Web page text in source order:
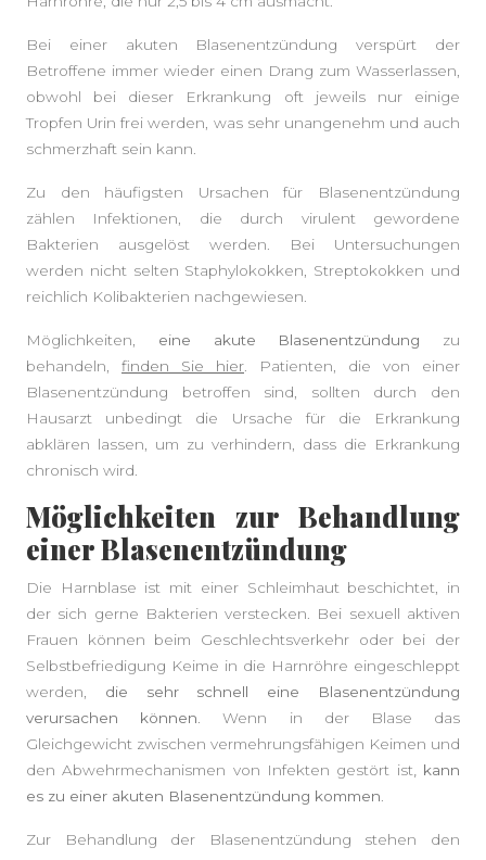
Bei einer akuten Blasenentzündung verspürt der
Betroffene immer wieder einen Drang zum Wasserlassen,
obwohl bei dieser Erkrankung oft jeweils nur einige
Tropfen Urin frei werden, was sehr unangenehm und auch
schmerzhaft sein kann.
Zu den häufigsten Ursachen für Blasenentzündung
zählen Infektionen, die durch virulent gewordene
Bakterien ausgelöst werden. Bei Untersuchungen
werden nicht selten Staphylokokken, Streptokokken und
reichlich Kolibakterien nachgewiesen.
Möglichkeiten, eine akute Blasenentzündung zu
behandeln, finden Sie hier . Patienten, die von einer
Blasenentzündung betroffen sind, sollten durch den
Hausarzt unbedingt die Ursache für die Erkrankung
abklären lassen, um zu verhindern, dass die Erkrankung
chronisch wird.
Möglichkeiten zur Behandlung
einer Blasenentzündung
Die Harnblase ist mit einer Schleimhaut beschichtet, in
der sich gerne Bakterien verstecken. Bei sexuell aktiven
Frauen können beim Geschlechtsverkehr oder bei der
Selbstbefriedigung Keime in die Harnröhre eingeschleppt
werden, die sehr schnell eine Blasenentzündung
verursachen können . Wenn in der Blase das
Gleichgewicht zwischen vermehrungsfähigen Keimen und
den Abwehrmechanismen von Infekten gestört ist , kann
es zu einer akuten Blasenentzündung kommen
Zur Behandlung der Blasenentzündung stehen den